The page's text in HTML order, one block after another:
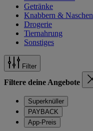
Getränke
Knabbern & Naschen
Drogerie
Tiernahrung
Sonstiges
Filter
Filtere deine Angebote
Superknüller
PAYBACK
App-Preis